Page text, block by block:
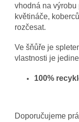
vhodná na výrobu
květináče,
rozčesat.
Ve šňůře je
vlastnosti je
100%
Doporučujeme